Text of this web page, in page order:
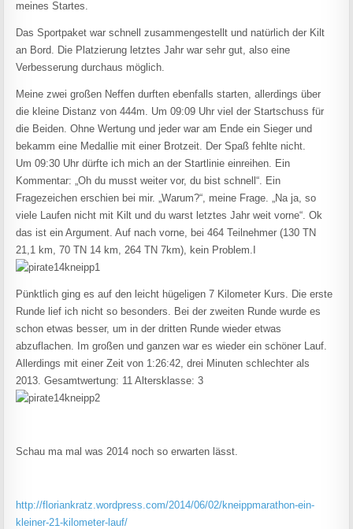
meines Startes.
Das Sportpaket war schnell zusammengestellt und natürlich der Kilt
an Bord. Die Platzierung letztes Jahr war sehr gut, also eine
Verbesserung durchaus möglich.
Meine zwei großen Neffen durften ebenfalls starten, allerdings über
die kleine Distanz von 444m. Um 09:09 Uhr viel der Startschuss für
die Beiden. Ohne Wertung und jeder war am Ende ein Sieger und
bekamm eine Medallie mit einer Brotzeit. Der Spaß fehlte nicht.
Um 09:30 Uhr dürfte ich mich an der Startlinie einreihen. Ein
Kommentar: „Oh du musst weiter vor, du bist schnell“. Ein
Fragezeichen erschien bei mir. „Warum?“, meine Frage. „Na ja, so
viele Laufen nicht mit Kilt und du warst letztes Jahr weit vorne“. Ok
das ist ein Argument. Auf nach vorne, bei 464 Teilnehmer (130 TN
21,1 km, 70 TN 14 km, 264 TN 7km), kein Problem.I
Pünktlich ging es auf den leicht hügeligen 7 Kilometer Kurs. Die erste
Runde lief ich nicht so besonders. Bei der zweiten Runde wurde es
schon etwas besser, um in der dritten Runde wieder etwas
abzuflachen. Im großen und ganzen war es wieder ein schöner Lauf.
Allerdings mit einer Zeit von 1:26:42, drei Minuten schlechter als
2013. Gesamtwertung: 11 Altersklasse: 3
Schau ma mal was 2014 noch so erwarten lässt.
http://floriankratz.wordpress.com/2014/06/02/kneippmarathon-ein-
kleiner-21-kilometer-lauf/